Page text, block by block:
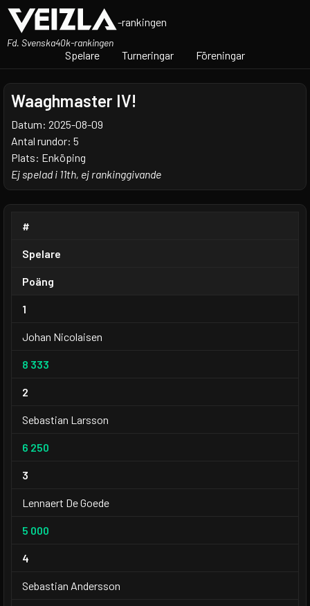
-rankingen
Fd. Svenska40k-rankingen
Spelare Turneringar Föreningar
Waaghmaster IV!
Datum: 2025-08-09
Antal rundor: 5
Plats: Enköping
Ej spelad i 11th, ej rankinggivande
#
Spelare
Poäng
1
Johan Nicolaisen
8 333
2
Sebastian Larsson
6 250
3
Lennaert De Goede
5 000
4
Sebastian Andersson